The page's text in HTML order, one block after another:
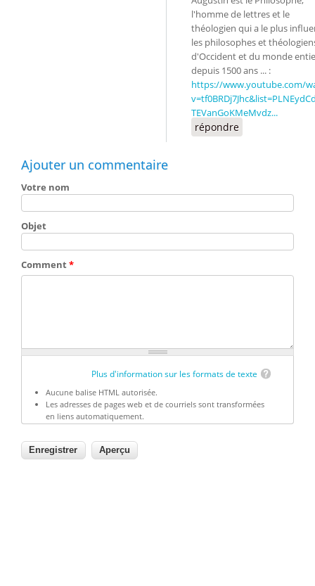
l'homme de lettres et le
théologien qui a le plus
les philosophes et
d'Occident et du monde
depuis 1500 ans ... :
https://www.youtube.com/
TEVanGoKMeMvdz...
répondre
Ajouter un commentaire
Votre nom
Objet
Comment*
Plus d'information sur les formats de texte
Aucune balise HTML autorisée.
Les adresses de pages web et de courriels sont transformées
en liens automatiquement.